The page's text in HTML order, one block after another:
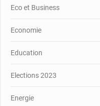
Eco et Business
Economie
Education
Elections 2023
Energie